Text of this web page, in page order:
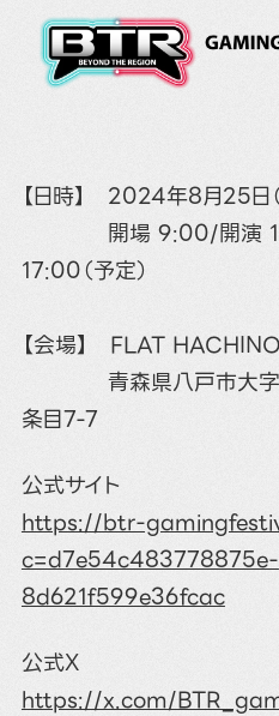
【日時】 2024年8月25日（
開場 9:00/開演
17:00（予定）
【会場】 FLAT
青森県八戸市大字
条目7-7
公式サイト
https://btr-
c=d7e54c483778875e-
8d621f599e36fcac
公式X
https://x.com/